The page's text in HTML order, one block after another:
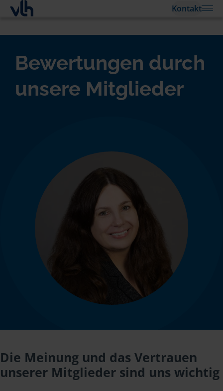
Kontakt
Bewertungen durch
unsere Mitglieder
Die Meinung und das Vertrauen
unserer Mitglieder sind uns wichtig